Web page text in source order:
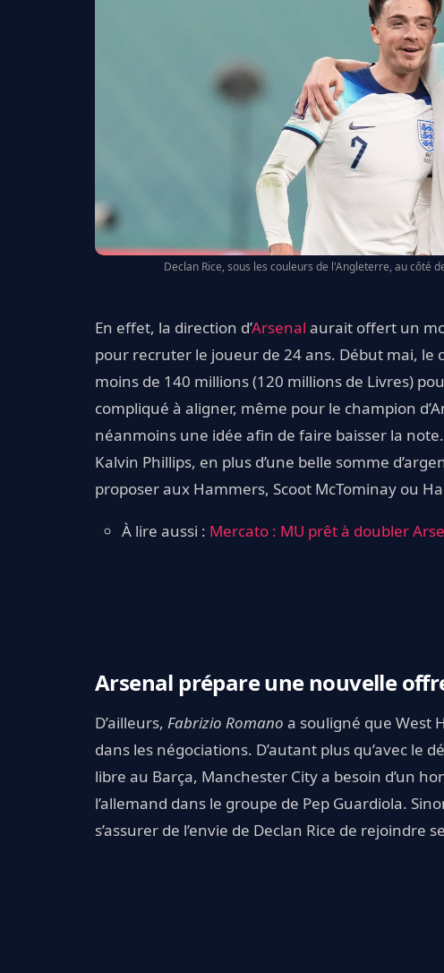
Declan Rice, sous les couleurs de l'Angleterre, au côté
En effet, la direction d’Arsenal aurait offert un
pour recruter le joueur de 24 ans. Début mai,
moins de 140 millions (120 millions de Livres)
compliqué à aligner, même pour le champion
néanmoins une idée afin de faire baisser la note.
Kalvin Phillips, en plus d’une belle somme
proposer aux Hammers, Scoot McTominay ou
À lire aussi : Mercato : MU prêt à doubler
Arsenal prépare une nouvelle
D’ailleurs, Fabrizio Romano a souligné que West
dans les négociations. D’autant plus qu’avec le
libre au Barça, Manchester City a besoin d’un
l’allemand dans le groupe de Pep Guardiola.
s’assurer de l’envie de Declan Rice de rejoindre